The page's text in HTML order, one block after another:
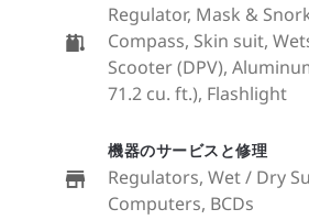
Regulator, Mask &
Compass, Skin suit,
Scooter (DPV),
71.2 cu. ft.), Flashlight
機器のサービスと修理
Regulators, Wet / Dry
Computers, BCDs